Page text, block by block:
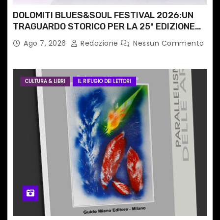
i
DOLOMITI BLUES&SOUL FESTIVAL 2026:UN
TRAGUARDO STORICO PER LA 25ª EDIZIONE
TRA LE CIME PATRIMONIO UNESCO
Ago 7, 2026 Redazione Nessun Commento
CULTURA & LIBRI IL RIFUGIO DEI LETTORI